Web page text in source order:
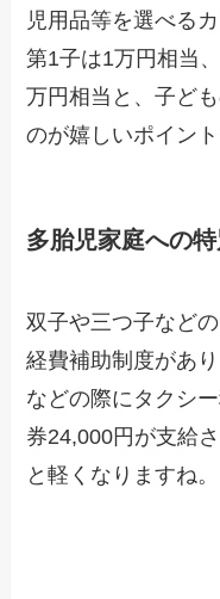
児用品等を選べる
第1子は1万円相当
万円相当と、子ど
のが嬉しいポイント
多胎児家庭への
双子や三つ子など
経費補助制度があ
などの際にタクシ
券24,000円が支給
と軽くなりますね。